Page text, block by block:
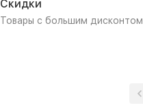
Скидки
Товары с большим дисконтом